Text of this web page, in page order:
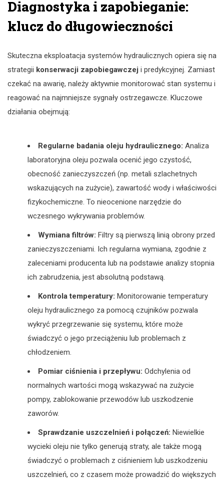
Diagnostyka i zapobieganie:
klucz do długowieczności
Skuteczna eksploatacja systemów hydraulicznych opiera się na
strategii konserwacji zapobiegawczej i predykcyjnej. Zamiast
czekać na awarię, należy aktywnie monitorować stan systemu i
reagować na najmniejsze sygnały ostrzegawcze. Kluczowe
działania obejmują:
Regularne badania oleju hydraulicznego: Analiza
laboratoryjna oleju pozwala ocenić jego czystość,
obecność zanieczyszczeń (np. metali szlachetnych
wskazujących na zużycie), zawartość wody i właściwości
fizykochemiczne. To nieocenione narzędzie do
wczesnego wykrywania problemów.
Wymiana filtrów: Filtry są pierwszą linią obrony przed
zanieczyszczeniami. Ich regularna wymiana, zgodnie z
zaleceniami producenta lub na podstawie analizy stopnia
ich zabrudzenia, jest absolutną podstawą.
Kontrola temperatury: Monitorowanie temperatury
oleju hydraulicznego za pomocą czujników pozwala
wykryć przegrzewanie się systemu, które może
świadczyć o jego przeciążeniu lub problemach z
chłodzeniem.
Pomiar ciśnienia i przepływu: Odchylenia od
normalnych wartości mogą wskazywać na zużycie
pompy, zablokowanie przewodów lub uszkodzenie
zaworów.
Sprawdzanie uszczelnień i połączeń: Niewielkie
wycieki oleju nie tylko generują straty, ale także mogą
świadczyć o problemach z ciśnieniem lub uszkodzeniu
uszczelnień, co z czasem może prowadzić do większych